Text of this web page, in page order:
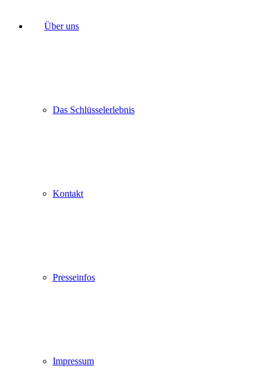
Über uns
Das Schlüsselerlebnis
Kontakt
Presseinfos
Impressum